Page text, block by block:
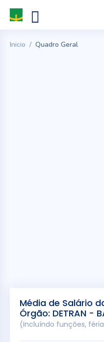
Inicio Quadro Geral
Média de Salário
Órgão: DETRAN -
(Incluíndo funções,